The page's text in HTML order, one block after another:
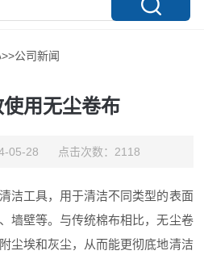
>>公司新闻
用无尘卷布
05-28 点击次数：2118
洁工具，用于清洁不同类型的表面
墙壁等。与传统棉布相比，无尘卷
尘埃和灰尘，从而能更彻底地清洁